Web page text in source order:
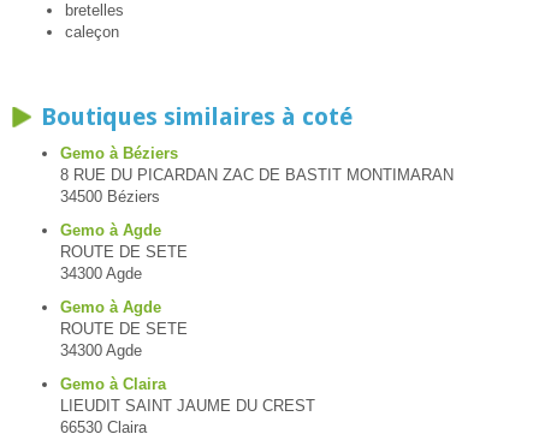
bretelles
caleçon
Boutiques similaires à coté
Gemo à Béziers
8 RUE DU PICARDAN ZAC DE BASTIT MONTIMARAN
34500 Béziers
Gemo à Agde
ROUTE DE SETE
34300 Agde
Gemo à Agde
ROUTE DE SETE
34300 Agde
Gemo à Claira
LIEUDIT SAINT JAUME DU CREST
66530 Claira